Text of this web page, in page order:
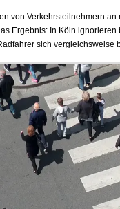
von Verkehrsteilnehmern
Ergebnis: In Köln
sich vergleichsweise